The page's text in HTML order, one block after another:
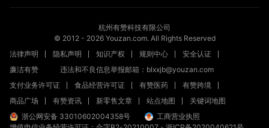
杭州有赞科技有限公司
© 2012 - 2026Youzan.com. All Rights Reserved
法律声明
隐私声明 知识产权 规则中心
安全认证
廉洁有赞
违法和不良信息举报邮箱：blxxjb@youzan.com
支付业务许可证
食品经营许可证 有赞医药
有赞跨境
商品广场
有赞资讯 新零售文章 站点地图
关键词地图
浙公网安备 33010602004358号
工商营业执照